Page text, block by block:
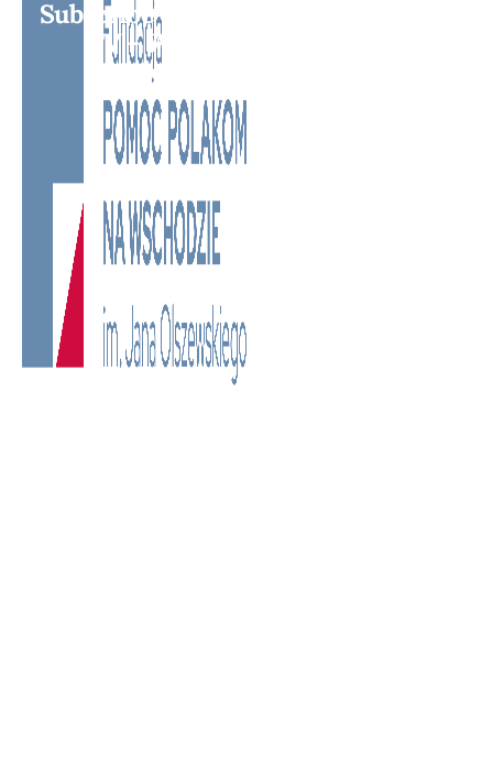
Subscribe to BM TV - Bridge Media
TV - Wielokulturowy kanał
telewizyjny na Litwie